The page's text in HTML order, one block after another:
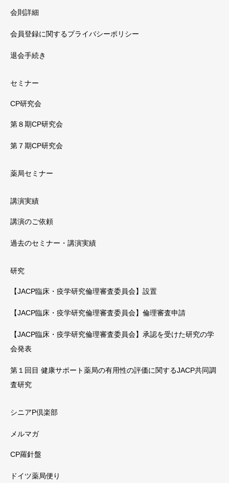
会則詳細
会員登録に関するプライバシーポリシー
退会手続き
セミナー
CP研究会
第８期CP研究会
第７期CP研究会
薬局セミナー
講演実績
講演のご依頼
過去のセミナー・講演実績
研究
【JACP臨床・疫学研究倫理審査委員会】設置
【JACP臨床・疫学研究倫理審査委員会】倫理審査申請
【JACP臨床・疫学研究倫理審査委員会】承認を受けた研究の学
会発表
第１回目 健康サポート薬局の有用性の評価に関するJACP共同調
査研究
シニアP倶楽部
メルマガ
CP羅針盤
ドイツ薬局便り